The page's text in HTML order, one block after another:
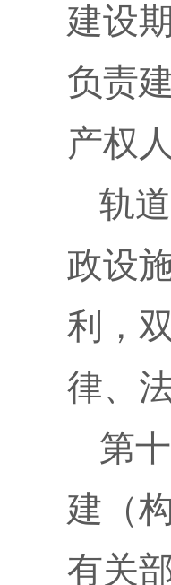
建设
负责
产权
轨
政设
利，
律、
第
建（
有关